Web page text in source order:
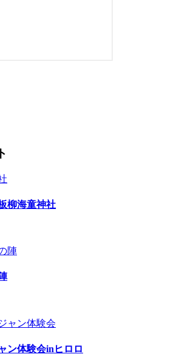
柳海童神社
ン体験会inヒロロ